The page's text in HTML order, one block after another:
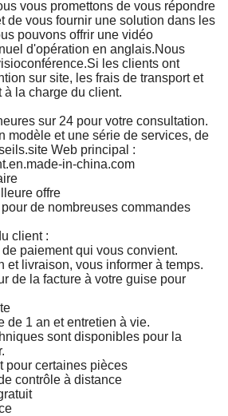
vous promettons de vous répondre
de vous fournir une solution dans les
pouvons offrir une vidéo
d'opération en anglais.Nous
les clients ont
sur site, les frais de transport et
la charge du client.
sur 24 pour votre consultation.
modèle et une série de services, de
Web principal :
in-china.com
offre
de nombreuses commandes
client :
paiement qui vous convient.
et livraison, vous informer à temps.
de la facture à votre guise pour
de 1 an et entretien à vie.
sont disponibles pour la
pour certaines pièces
contrôle à distance